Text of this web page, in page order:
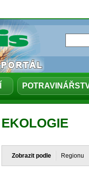
EKOLOGIE
Zobrazit podle Regionu